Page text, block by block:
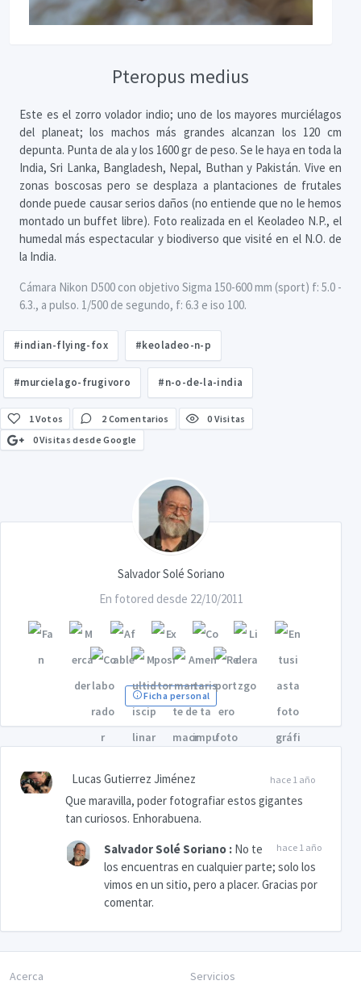
Pteropus medius
Este es el zorro volador indio; uno de los mayores murciélagos
del planeat; los machos más grandes alcanzan los 120 cm
depunta. Punta de ala y los 1600 gr de peso. Se le haya en toda la
India, Sri Lanka, Bangladesh, Nepal, Buthan y Pakistán. Vive en
zonas boscosas pero se desplaza a plantaciones de frutales
donde puede causar serios daños (no entiende que no le hemos
montado un buffet libre). Foto realizada en el Keoladeo N.P., el
humedal más espectacular y biodiverso que visité en el N.O. de
la India.
Cámara Nikon D500 con objetivo Sigma 150-600 mm (sport) f: 5.0 -
6.3., a pulso. 1/500 de segundo, f: 6.3 e iso 100.
#indian-flying-fox #keoladeo-n-p
#murcielago-frugivoro #n-o-de-la-india
1Votos 2 Comentarios
0 Visitas
0 Visitas desde Google
Salvador Solé Soriano
En fotored desde 22/10/2011
Ficha personal
hace 1 año
Lucas Gutierrez Jiménez
Que maravilla, poder fotografiar estos gigantes
tan curiosos. Enhorabuena.
Salvador Solé Soriano : hace 1 año
No te
los encuentras en cualquier parte; solo los
vimos en un sitio, pero a placer. Gracias por
comentar.
Acerca
Servicios